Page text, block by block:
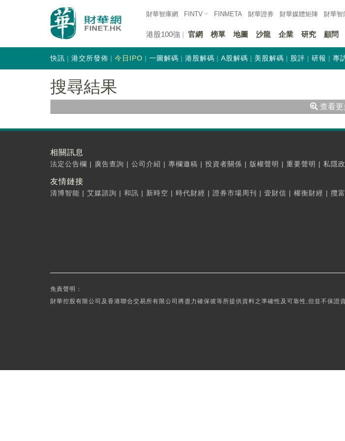
財華智庫網 FINTV FINMETA 財華證券 財華媒體矩陣 財華智
港股100強 官網 榜單 地圖 沙龍 企業 研究 顧問
快訊 港交所發佈 今日IPO 一圖解碼 港股解碼 A股解碼 美股解碼 股評 研報 專
搜尋結果
查看更
相關訊息
法定公告欄 | 廣告查詢 | 公司介紹 | 專欄邀稿 | 投資者關係 | 版權聲明 | 重要聲明 | 私隱
友情鏈接
清博智能 | 艾媒諮詢 | 和訊 | 新時空 | 時代財經 | 證券市場周刊 | 壹財信 | 權衡財經 | 攬
免責聲明：
財華控股有限公司及香港聯合交易所有限公司將盡力確保彼等所提供資料之準確性及可靠性,但並不保證